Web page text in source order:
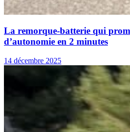
La remorque-batterie qui
d’autonomie en 2 minutes
14 décembre 2025